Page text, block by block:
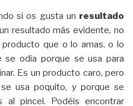
si os gusta un resultado
resultado más evidente, no
que o lo amas, o lo
odia porque se usa para
Es un producto caro, pero
usa poquito, y porque se
al pincel. Podéis encontrar